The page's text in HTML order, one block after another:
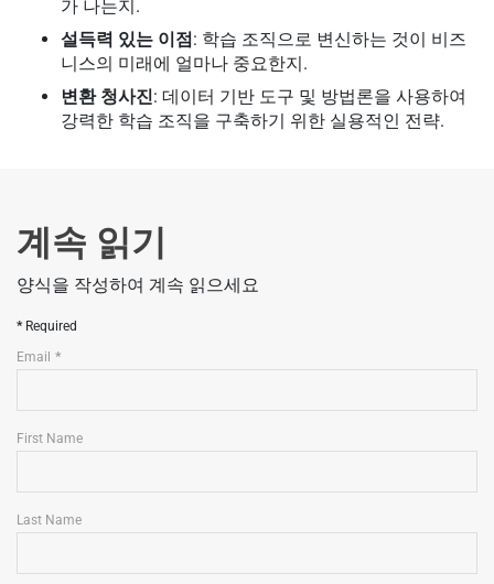
가 나는지.
설득력 있는 이점: 학습 조직으로 변신하는 것이 비즈
니스의 미래에 얼마나 중요한지.
변환 청사진: 데이터 기반 도구 및 방법론을 사용하여
강력한 학습 조직을 구축하기 위한 실용적인 전략.
계속 읽기
양식을 작성하여 계속 읽으세요
Required
Email
First Name
Last Name